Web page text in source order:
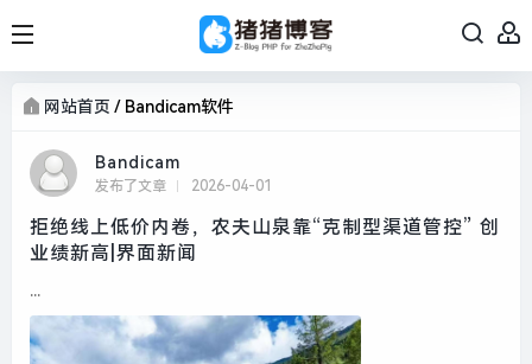
网站首页 / Bandicam软件
Bandicam
发布了文章 2026-04-01
拒绝线上低价内卷，农夫山泉靠“克制型渠道管控” 创
业绩新高|界面新闻
...